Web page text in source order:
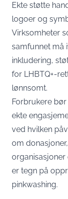
Ekte støtte
logoer og
Virksomheter
samfunnet må
inkludering,
for LHBTQ+-
lønnsomt.
Forbrukere
ekte
ved hvilken
om
organisasjoner
er tegn på
pinkwashing.